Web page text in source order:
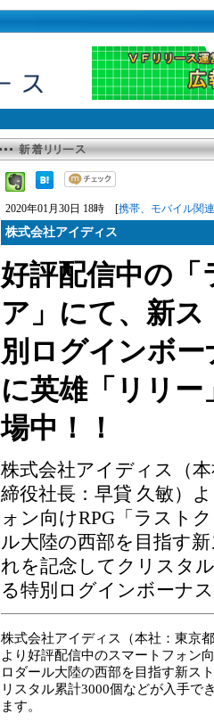
2020年01月30日 18時 [携帯、モバイル関連
株式会社アイディス
好評配信中の
ア」にて、新
別ログインボ
に英雄「リリ
場中！！
株式会社アイディス（
締役社長：早貸 久敏）
ォン向けRPG「ラスト
ル大陸の西部を目指す
れを記念してクリスタ
る特別ログインボーナ
株式会社アイディス（本社：東京
より好評配信中のスマートフォン
ロダール大陸の西部を目指す新ス
リスタル累計3000個などが入手で
ます。